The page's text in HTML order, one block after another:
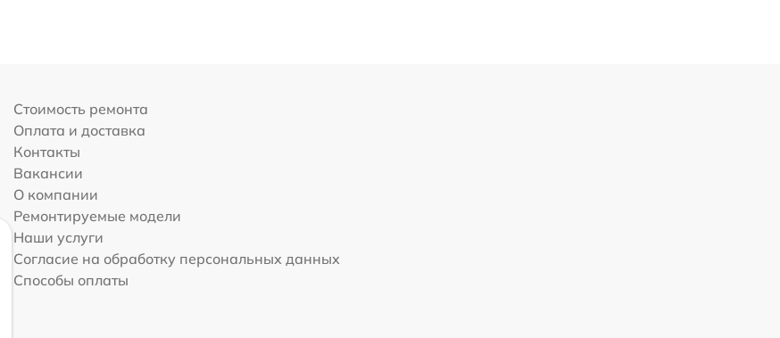
Стоимость ремонта
Оплата и доставка
Контакты
Вакансии
О компании
Ремонтируемые модели
Наши услуги
Согласие на обработку персональных данных
Способы оплаты